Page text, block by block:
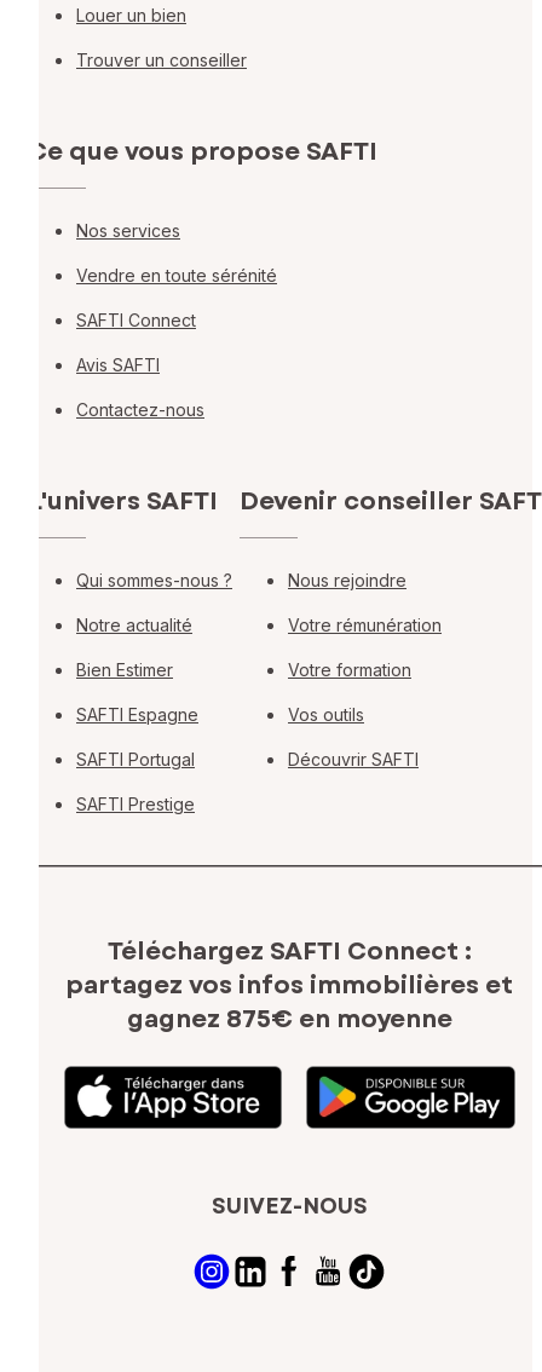
Louer un bien
Trouver un conseiller
Ce que vous propose SAFTI
Nos services
Vendre en toute sérénité
SAFTI Connect
Avis SAFTI
Contactez-nous
L'univers SAFTI
Qui sommes-nous ?
Notre actualité
Bien Estimer
SAFTI Espagne
SAFTI Portugal
SAFTI Prestige
Devenir conseiller
Nous rejoindre
Votre rémunération
Votre formation
Vos outils
Découvrir SAFTI
Téléchargez SAFTI Connect :
partagez vos infos immobilières et
gagnez 875€ en moyenne
SUIVEZ-NOUS